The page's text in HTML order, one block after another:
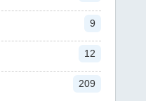
9
12
209